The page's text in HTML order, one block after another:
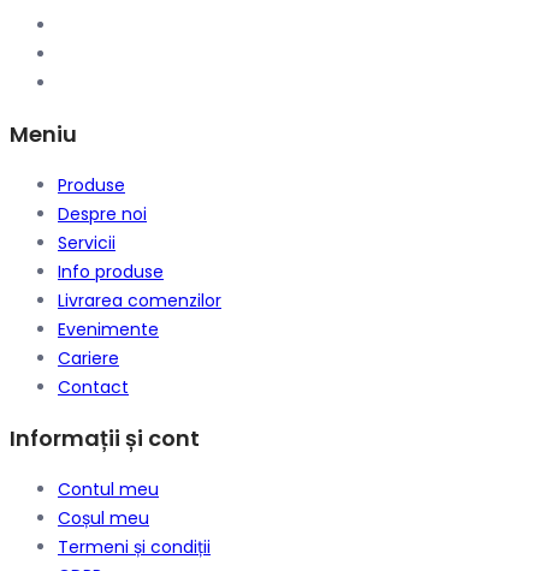
Meniu
Produse
Despre noi
Servicii
Info produse
Livrarea comenzilor
Evenimente
Cariere
Contact
Informații și cont
Contul meu
Coșul meu
Termeni și condiții